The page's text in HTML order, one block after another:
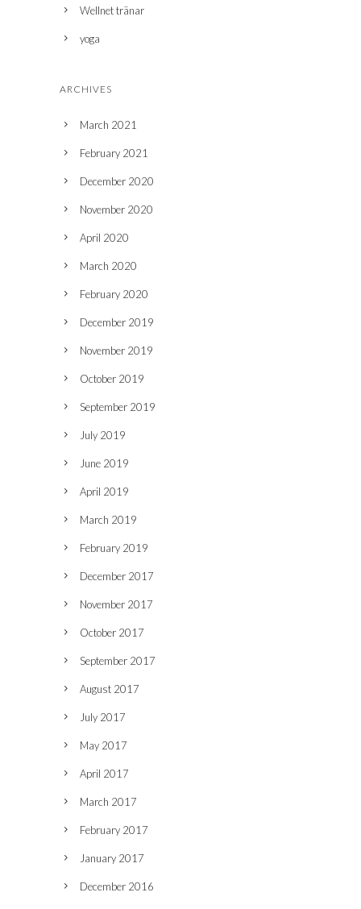
Wellnet tränar
yoga
ARCHIVES
March 2021
February 2021
December 2020
November 2020
April 2020
March 2020
February 2020
December 2019
November 2019
October 2019
September 2019
July 2019
June 2019
April 2019
March 2019
February 2019
December 2017
November 2017
October 2017
September 2017
August 2017
July 2017
May 2017
April 2017
March 2017
February 2017
January 2017
December 2016